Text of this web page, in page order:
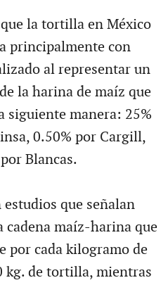
la tortilla en México
principalmente con
al representar un
la harina de maíz que
siguiente manera: 25%
0.50% por Cargill,
Blancas.
que señalan
cadena maíz-harina que
por cada kilogramo de
kg. de tortilla, mientras